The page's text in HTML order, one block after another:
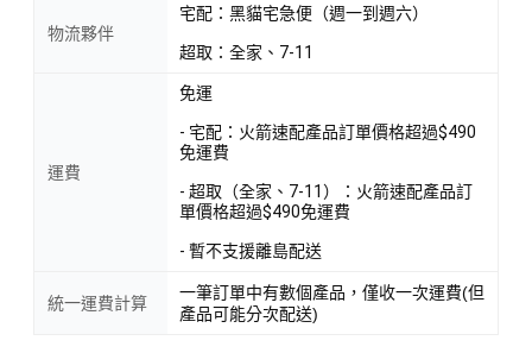
物流夥伴
宅配：黑貓宅急便（週一到週六）
超取：全家、7-11
運費
免運
- 宅配：火箭速配產品訂單價格超過$490
免運費
- 超取（全家、7-11）：火箭速配產品訂
單價格超過$490免運費
- 暫不支援離島配送
統一運費計算
一筆訂單中有數個產品，僅收一次運費(但
產品可能分次配送)